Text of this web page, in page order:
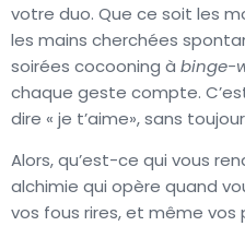
votre duo. Que ce soit les
les mains cherchées
soirées cocooning à binge-
chaque geste compte.
dire « je t’aime», sans
Alors, qu’est-ce qui vous
alchimie qui opère quand
vos fous rires, et même vos